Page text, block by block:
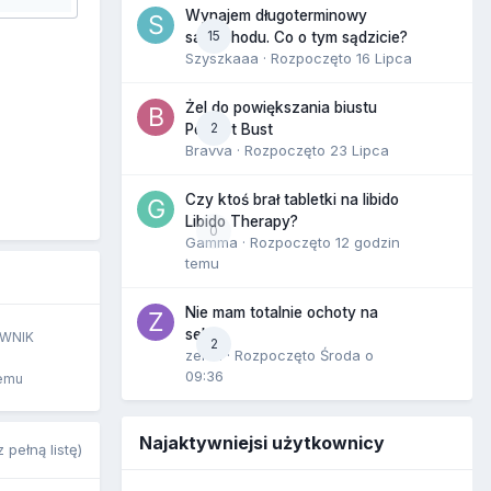
pełną listę)
15
Wynajem długoterminowy
samochodu. Co o tym sądzicie?
Szyszkaaa · Rozpoczęto 16 Lipca
2
Żel do powiększania biustu
Perfect Bust
Bravva · Rozpoczęto 23 Lipca
0
Czy ktoś brał tabletki na libido
Libido Therapy?
Gamma · Rozpoczęto 12 godzin
temu
2
Nie mam totalnie ochoty na
seks
zenla
· Rozpoczęto Środa o
09:36
Najaktywniejsi użytkownicy